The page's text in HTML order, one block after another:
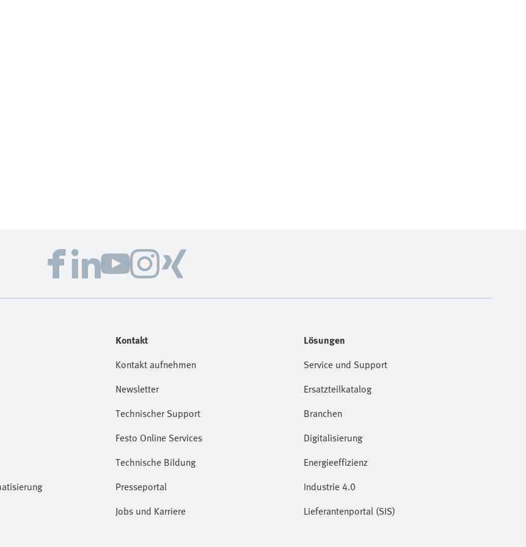
Kontakt
Kontakt aufnehmen
Newsletter
Technischer Support
Festo Online Services
Technische Bildung
Presseportal
Jobs und Karriere
Lösungen
Service und Support
Ersatzteilkatalog
Branchen
Digitalisierung
Energieeffizienz
Industrie 4.0
Lieferantenportal (SIS)